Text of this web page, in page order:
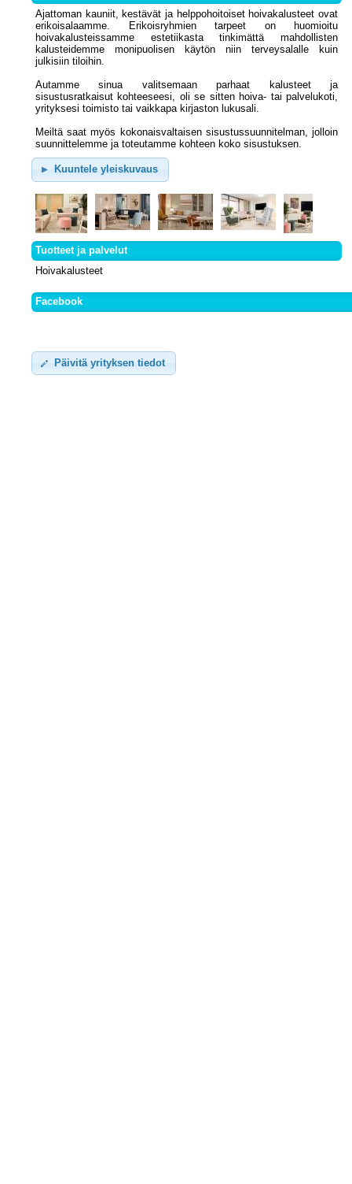
Ajattoman kauniit, kestävät ja helppohoitoiset hoivakalusteet ovat
erikoisalaamme. Erikoisryhmien tarpeet on huomioitu
hoivakalusteissamme estetiikasta tinkimättä mahdollisten
kalusteidemme monipuolisen käytön niin terveysalalle kuin
julkisiin tiloihin.
Autamme sinua valitsemaan parhaat kalusteet ja
sisustusratkaisut kohteeseesi, oli se sitten hoiva- tai palvelukoti,
yrityksesi toimisto tai vaikkapa kirjaston lukusali.
Meiltä saat myös kokonaisvaltaisen sisustussuunnitelman, jolloin
suunnittelemme ja toteutamme kohteen koko sisustuksen.
Kuuntele yleiskuvaus
Tuotteet ja palvelut
Hoivakalusteet
Facebook
Päivitä yrityksen tiedot